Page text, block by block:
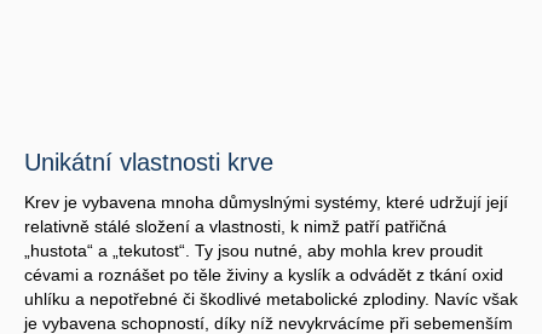
Unikátní vlastnosti krve
Krev je vybavena mnoha důmyslnými systémy, které udržují její
relativně stálé složení a vlastnosti, k nimž patří patřičná
„hustota“ a „tekutost“. Ty jsou nutné, aby mohla krev proudit
cévami a roznášet po těle živiny a kyslík a odvádět z tkání oxid
uhlíku a nepotřebné či škodlivé metabolické zplodiny. Navíc však
je vybavena schopností, díky níž nevykrvácíme při sebemenším